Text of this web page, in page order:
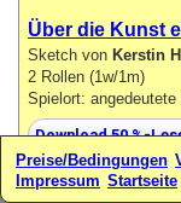
Über die Kunst
Sketch von Kerstin
2 Rollen (1w/1m)
Spielort:
Download 50 %-
Preise/Bedingungen
Impressum Startseite